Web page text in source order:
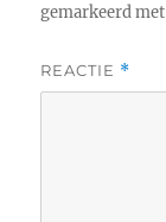
gemarkeerd met
REACTIE *